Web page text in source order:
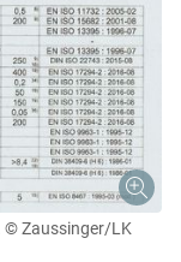
© Zaussinger/LK